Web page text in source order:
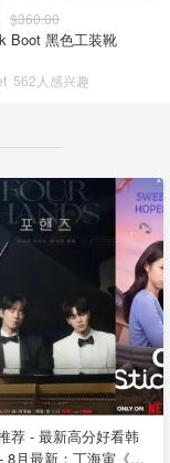
$360.00
Boot 黑色工装靴
562人感兴趣
荐 - 最新高分好看韩
8月最新：丁海寅《我